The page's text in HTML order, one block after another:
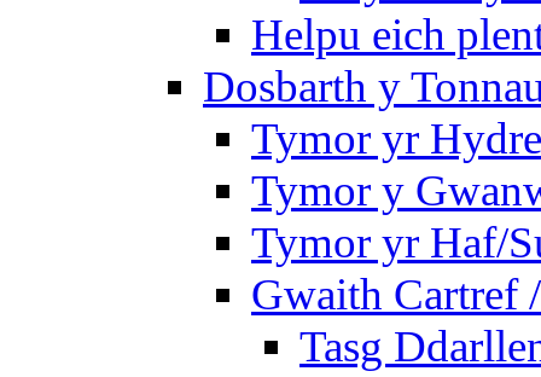
Helpu eich
Dosbarth y
Tymor yr
Tymor y
Tymor yr Haf/
Gwaith Cartref
Tasg